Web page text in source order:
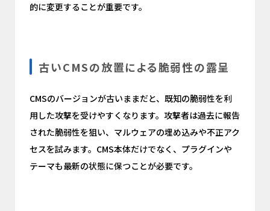
的に変更することが重要です。
古いCMSの放置による脆弱性の露呈
CMSのバージョンが古いままだと、既知の脆弱性を利
用した攻撃を受けやすくなります。攻撃者は過去に報告
された脆弱性を狙い、マルウェアの埋め込みや不正アク
セスを試みます。CMS本体だけでなく、プラグインや
テーマも最新の状態に保つことが必要です。